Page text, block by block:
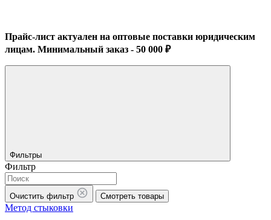
Прайс-лист актуален на оптовые поставки юридическим
лицам. Минимальный заказ - 50 000 ₽
Фильтры
Фильтр
Очистить фильтр Смотреть товары
Метод стыковки